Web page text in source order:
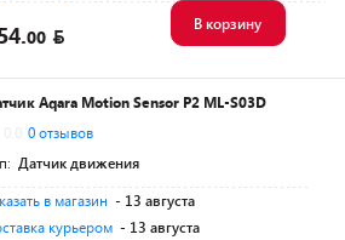
00
В корзину
Aqara Motion Sensor P2 ML-S03D
0 отзывов
Датчик движения
в магазин - 13 августа
курьером - 13 августа